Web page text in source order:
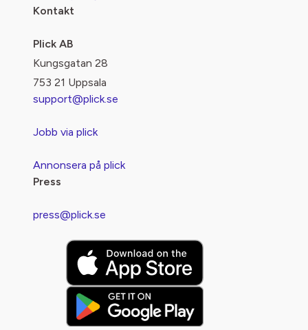
Kontakt
Plick AB
Kungsgatan 28
753 21 Uppsala
support@plick.se
Jobb via plick
Annonsera på plick
Press
press@plick.se